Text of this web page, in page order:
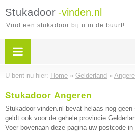
Stukadoor -vinden.nl
Vind een stukadoor bij u in de buurt!
U bent nu hier: Home » Gelderland »
Stukadoor Angeren
Stukadoor-vinden.nl bevat helaas nog geen
geldt ook voor de gehele provincie
Voer bovenaan deze pagina uw postcode